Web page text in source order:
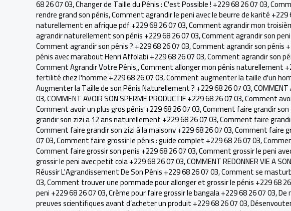
68 26 07 03,Changer de Taille du Pénis : C'est Possible ! +229 68 26 07 03,
rendre grand son pénis,Comment agrandir le peni avec le beurre de karité +229
naturellement en afrique pdf +229 68 26 07 03,Comment agrandir mon
agrandir naturellement son pénis +229 68 26 07 03,Comment agrandir son
Comment agrandir son pénis ? +229 68 26 07 03,Comment agrandir son pénis
pénis avec marabout Henri Affolabi +229 68 26 07 03,Comment agrandir son
Comment Agrandir Votre Pénis,,Comment allonger mon pénis naturellement
fertilité chez l'homme +229 68 26 07 03,Comment augmenter la taille d'un
Augmenter la Taille de son Pénis Naturellement ? +229 68 26 07 03,COMMENT
03,COMMENT AVOIR SON SPERME PRODUCTIF +229 68 26 07 03,Comment
Comment avoir un plus gros pénis +229 68 26 07 03,Comment faire grandir son
grandir son zizi a 12 ans naturellement +229 68 26 07 03,Comment faire
Comment faire grandir son zizi à la maisonv +229 68 26 07 03,Comment faire
07 03,Comment faire grossir le pénis : guide complet +229 68 26 07 03,
Comment faire grossir son penis +229 68 26 07 03,Comment grossir le peni
grossir le peni avec petit cola +229 68 26 07 03,COMMENT REDONNER VIE A
Réussir L'Agrandissement De Son Pénis +229 68 26 07 03,Comment se
03,Comment trouver une pommade pour allonger et grossir le pénis +229 68
peni +229 68 26 07 03,Crème pour faire grossir le bangala +229 68 26 07 03,De
preuves scientifiques avant d’acheter un produit +229 68 26 07 03,